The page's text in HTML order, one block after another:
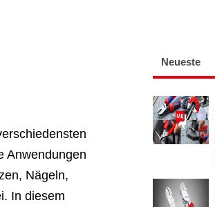
Anwendungen
Nägeln,
In diesem
Neueste